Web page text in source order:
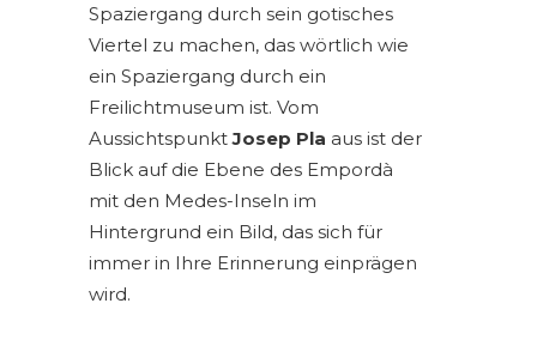
Spaziergang durch sein gotisches
Viertel zu machen, das wörtlich wie
ein Spaziergang durch ein
Freilichtmuseum ist. Vom
AussichtspunktJosep Pla aus ist der
Blick auf die Ebene des Empordà
mit den Medes-Inseln im
Hintergrund ein Bild, das sich für
immer in Ihre Erinnerung einprägen
wird.